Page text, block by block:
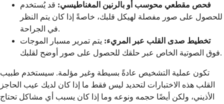
فحص مقطعي محوسب أو بالرنين المغناطيسي: قد يُستخدم
للحصول على صور مفصلة لهيكل قلبك، خاصةً إذا كان يتم النظر
في الجراحة.
تخطيط صدى القلب عبر المريء: يتم تمرير مسبار الموجات
فوق الصوتية الخاص عبر حلقك للحصول على صور أوضح لقلبك.
تكون عملية التشخيص عادةً بسيطة وغير مؤلمة. سيستخدم طبيب
القلب هذه الاختبارات لتحديد ليس فقط ما إذا كان لديك عيب الحاجز
الأذيني، ولكن أيضًا حجمه ونوعه وما إذا كان يسبب أي مشاكل تحتاج